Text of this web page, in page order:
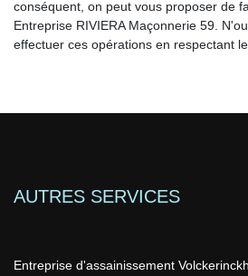
conséquent, on peut vous proposer de
Entreprise RIVIERA Maçonnerie 59.
effectuer ces opérations en respectant
AUTRES SERVICES
Entreprise d'assainissement